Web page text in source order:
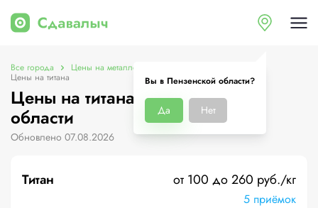
Вы в Пензенской области?
Да Нет
Все города Цены на металлолом в Пензенской области
Цены на титана
Цены на титана в Пензенской
области
Обновлено 07.08.2026
Титан от 100 до 260 руб./кг
5 приёмок